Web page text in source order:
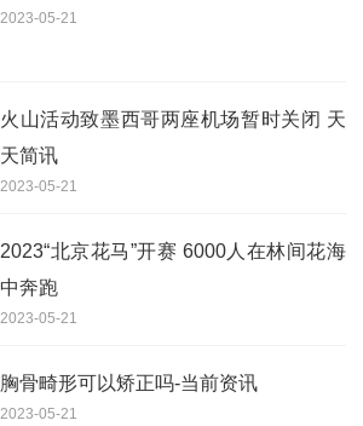
2023-05-21
火山活动致墨西哥两座机场暂时关闭 天
天简讯
2023-05-21
2023“北京花马”开赛 6000人在林间花海
中奔跑
2023-05-21
胸骨畸形可以矫正吗-当前资讯
2023-05-21